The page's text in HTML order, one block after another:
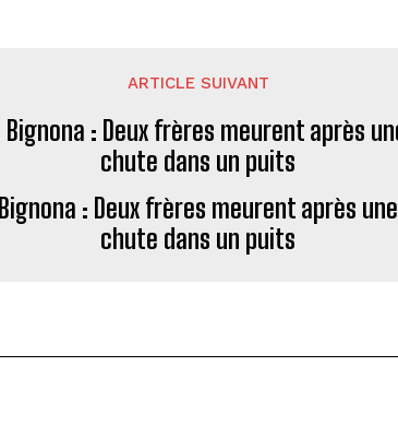
ARTICLE SUIVANT
Bignona : Deux frères meurent après une
chute dans un puits